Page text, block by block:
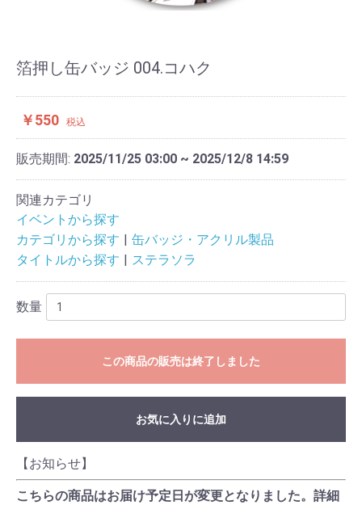
箔押し缶バッジ 004.コハク
￥550 税込
販売期間: 2025/11/25 03:00 ~ 2025/12/8 14:59
関連カテゴリ
イベントから探す
カテゴリから探す
缶バッジ・アクリル製品
タイトルから探す
ステラソラ
数量
この商品の販売は終了しました
お気に入りに追加
【お知らせ】
こちらの商品はお届け予定日が変更となりました。詳細